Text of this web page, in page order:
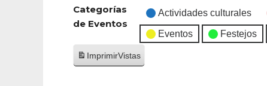
Categorías
de Eventos
Actividades culturales
Eventos Festejos
ImprimirVistas